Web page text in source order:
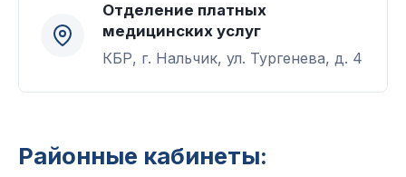
Отделение платных
медицинских услуг
КБР, г. Нальчик, ул. Тургенева, д. 4
Районные кабинеты: